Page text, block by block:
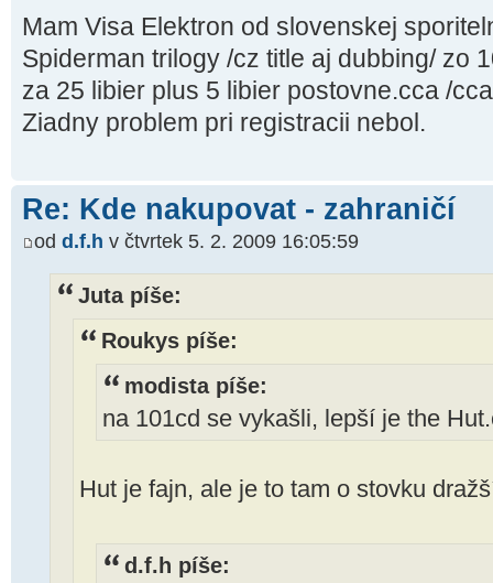
Mam Visa Elektron od slovenskej
Spiderman trilogy /cz title aj dubbing/ zo
za 25 libier plus 5 libier postovne.cca /
Ziadny problem pri registracii nebol.
Re: Kde nakupovat - zahraničí
od d.f.h v čtvrtek 5. 2. 2009 16:05:59
Juta píše:
Roukys píše:
modista píše:
na 101cd se vykašli, lepší je the
Hut je fajn, ale je to tam o stovku
d.f.h píše: